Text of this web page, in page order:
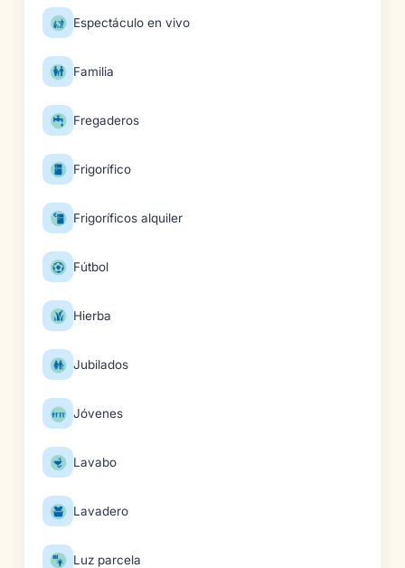
Espectáculo en vivo
Familia
Fregaderos
Frigorífico
Frigoríficos alquiler
Fútbol
Hierba
Jubilados
Jóvenes
Lavabo
Lavadero
Luz parcela